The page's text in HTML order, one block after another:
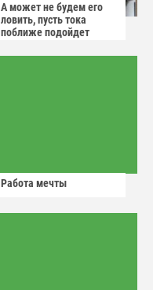
А может не будем его
ловить, пусть тока
поближе подойдет
Работа мечты